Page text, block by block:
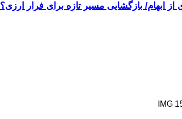
از ابهام/ بازگشایی مسیر تازه برای فرار ارزی؟